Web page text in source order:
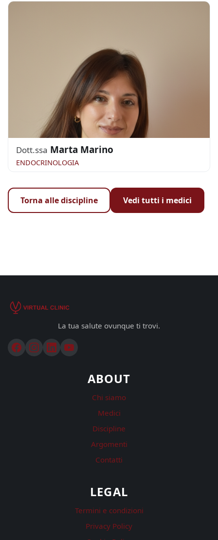
Dott.ssa Marta Marino
ENDOCRINOLOGIA
Torna alle discipline Vedi tutti i medici
La tua salute ovunque ti trovi.
ABOUT
Chi siamo
Medici
Discipline
Argomenti
Contatti
LEGAL
Termini e condizioni
Privacy Policy